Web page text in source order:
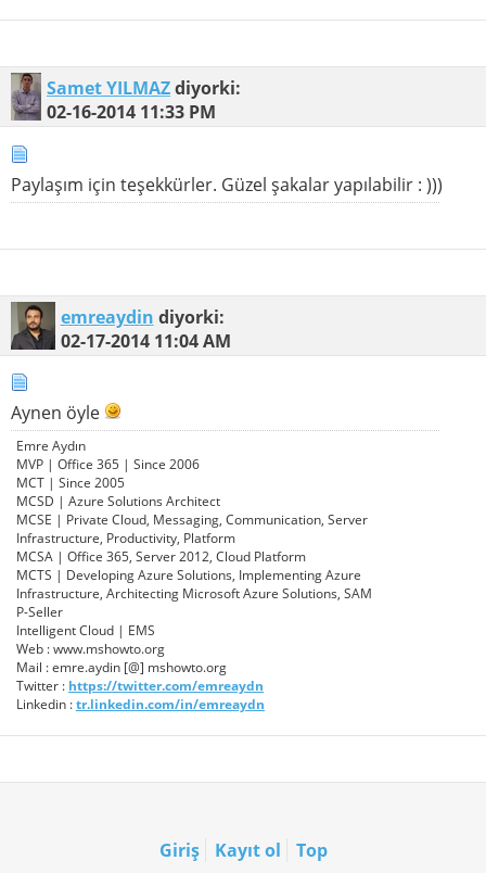
Samet YILMAZdiyorki:
02-16-2014 11:33 PM
Paylaşım için teşekkürler. Güzel şakalar yapılabilir : )))
emreaydin diyorki:
02-17-2014 11:04 AM
Aynen öyle
Emre Aydın
MVP | Office 365 | Since 2006
MCT | Since 2005
MCSD | Azure Solutions Architect
MCSE | Private Cloud, Messaging, Communication, Server
Infrastructure, Productivity, Platform
MCSA | Office 365, Server 2012, Cloud Platform
MCTS | Developing Azure Solutions, Implementing Azure
Infrastructure, Architecting Microsoft Azure Solutions, SAM
P-Seller
Intelligent Cloud | EMS
Web : www.mshowto.org
Mail : emre.aydin [@] mshowto.org
Twitter : https://twitter.com/emreaydn
Linkedin :tr.linkedin.com/in/emreaydn
Giriş Kayıt ol Top